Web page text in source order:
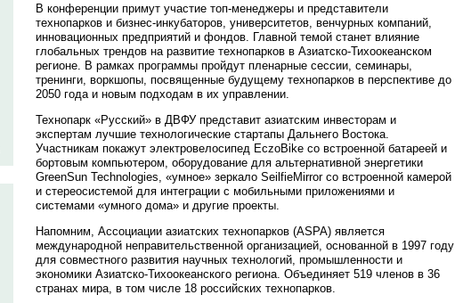
В конференции примут участие топ-менеджеры и представители
технопарков и бизнес-инкубаторов, университетов, венчурных компаний,
инновационных предприятий и фондов. Главной темой станет влияние
глобальных трендов на развитие технопарков в Азиатско-Тихоокеанском
регионе. В рамках программы пройдут пленарные сессии, семинары,
тренинги, воркшопы, посвященные будущему технопарков в перспективе до
2050 года и новым подходам в их управлении.
Технопарк «Русский» в ДВФУ представит азиатским инвесторам и
экспертам лучшие технологические стартапы Дальнего Востока.
Участникам покажут электровелосипед EczoBike со встроенной батареей и
бортовым компьютером, оборудование для альтернативной энергетики
GreenSun Technologies, «умное» зеркало SeilfieMirror со встроенной камерой
и стереосистемой для интеграции с мобильными приложениями и
системами «умного дома» и другие проекты.
Напомним, Ассоциации азиатских технопарков (ASPA) является
международной неправительственной организацией, основанной в 1997 году
для совместного развития научных технологий, промышленности и
экономики Азиатско-Тихоокеанского региона. Объединяет 519 членов в 36
странах мира, в том числе 18 российских технопарков.